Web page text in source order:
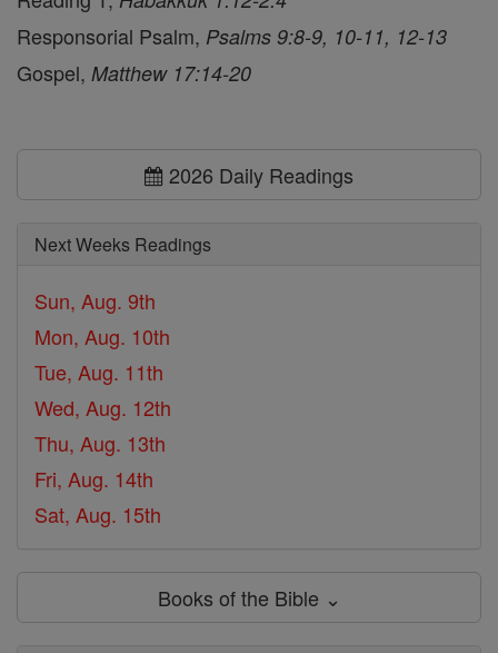
Responsorial Psalm, Psalms 9:8-9, 10-11, 12-13
Gospel, Matthew 17:14-20
2026 Daily Readings
Next Weeks Readings
Sun, Aug. 9th
Mon, Aug. 10th
Tue, Aug. 11th
Wed, Aug. 12th
Thu, Aug. 13th
Fri, Aug. 14th
Sat, Aug. 15th
Books of the Bible ⌄